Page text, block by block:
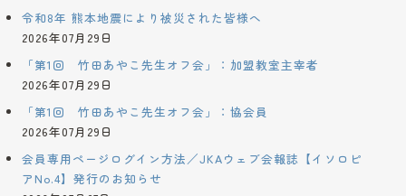
令和8年 熊本地震により被災された皆様へ
2026年07月29日
「第1回 竹田あやこ先生オフ会」：加盟教室主宰者
2026年07月29日
「第1回 竹田あやこ先生オフ会」：協会員
2026年07月29日
会員専用ページログイン方法／JKAウェブ会報誌【イソロピ
アNo.4】発行のお知らせ